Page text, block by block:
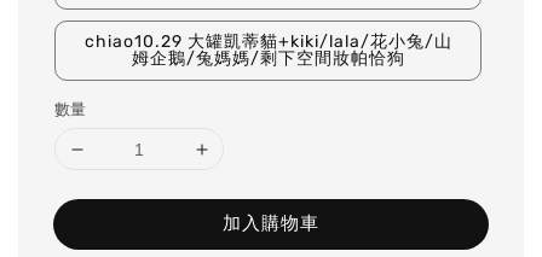
chiao10.29 大罐凱蒂貓+kiki/lala/花小兔/山
姆企鵝/兔媽媽/剩下空間妝帕恰狗
數量
加入購物車